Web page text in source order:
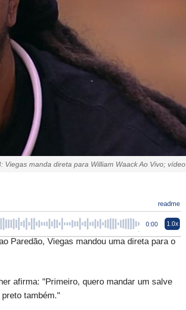
Viegas manda direta para William Waack Ao Vivo; vídeo
readme
0:00 1.0x
Paredão, Viegas mandou uma direta para o
afirma: "Primeiro, quero mandar um salve
também."